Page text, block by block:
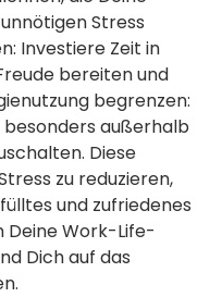
Stress
Investiere Zeit in
bereiten und
begrenzen:
besonders außerhalb
Diese
zu reduzieren,
und zufriedenes
Deine Work-Life-
Dich auf das